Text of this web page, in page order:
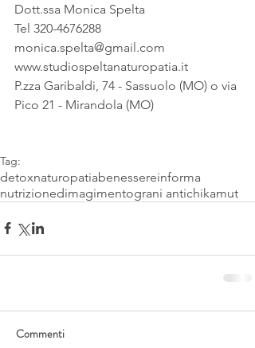
Dott.ssa Monica Spelta
Tel 320-4676288
monica.spelta@gmail.com
www.studiospeltanaturopatia.it
P.zza Garibaldi, 74 - Sassuolo (MO) o via
Pico 21 - Mirandola (MO)
Tag:
detoxnaturopatiabenessereinforma
nutrizionedimagimentograni antichikamut
Commenti